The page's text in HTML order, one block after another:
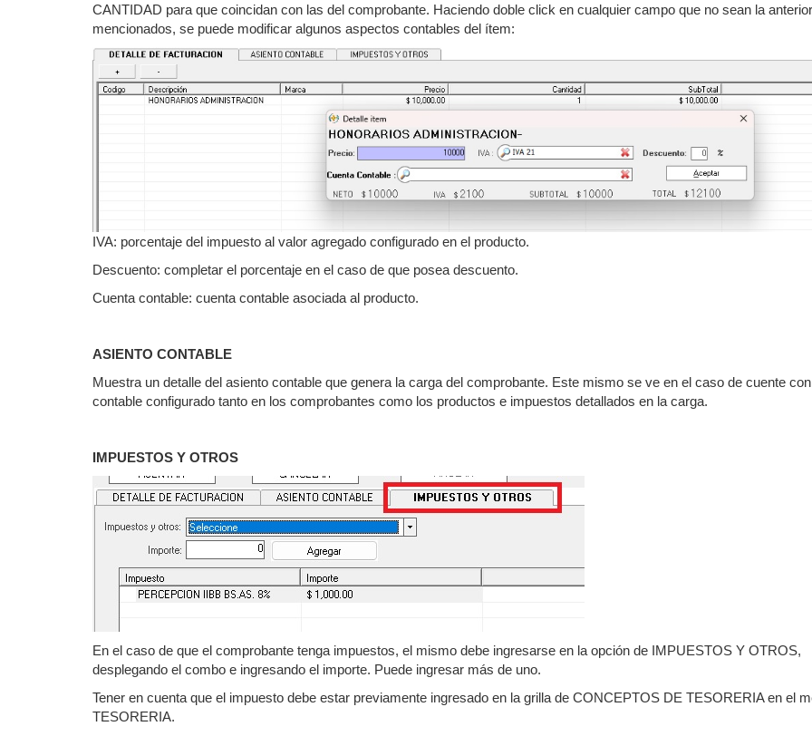
CANTIDAD para que coincidan con las del comprobante. Haciendo doble click en cualquier campo que no sean la
mencionados, se puede modificar algunos aspectos contables del ítem:
IVA: porcentaje del impuesto al valor agregado configurado en el producto.
Descuento: completar el porcentaje en el caso de que posea descuento.
Cuenta contable: cuenta contable asociada al producto.
ASIENTO CONTABLE
Muestra un detalle del asiento contable que genera la carga del comprobante. Este mismo se ve en el caso de cuente
contable configurado tanto en los comprobantes como los productos e impuestos detallados en la carga.
IMPUESTOS Y OTROS
En el caso de que el comprobante tenga impuestos, el mismo debe ingresarse en la opción de IMPUESTOS Y OTROS,
desplegando el combo e ingresando el importe. Puede ingresar más de uno.
Tener en cuenta que el impuesto debe estar previamente ingresado en la grilla de CONCEPTOS DE TESORERIA en el
TESORERIA.